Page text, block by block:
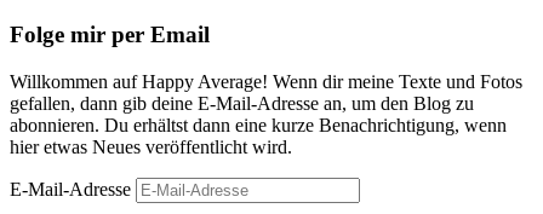
Folge mir per Email
Willkommen auf Happy Average! Wenn dir meine Texte und Fotos
gefallen, dann gib deine E-Mail-Adresse an, um den Blog zu
abonnieren. Du erhältst dann eine kurze Benachrichtigung, wenn
hier etwas Neues veröffentlicht wird.
E-Mail-Adresse